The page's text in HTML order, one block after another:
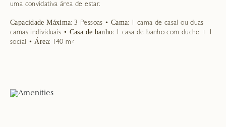
uma convidativa área de estar.
Capacidade Máxima: 3 Pessoas • Cama: 1 cama de casal ou duas
camas individuais • Casa de banho: 1 casa de banho com duche + 1
social •Área: 140 m²